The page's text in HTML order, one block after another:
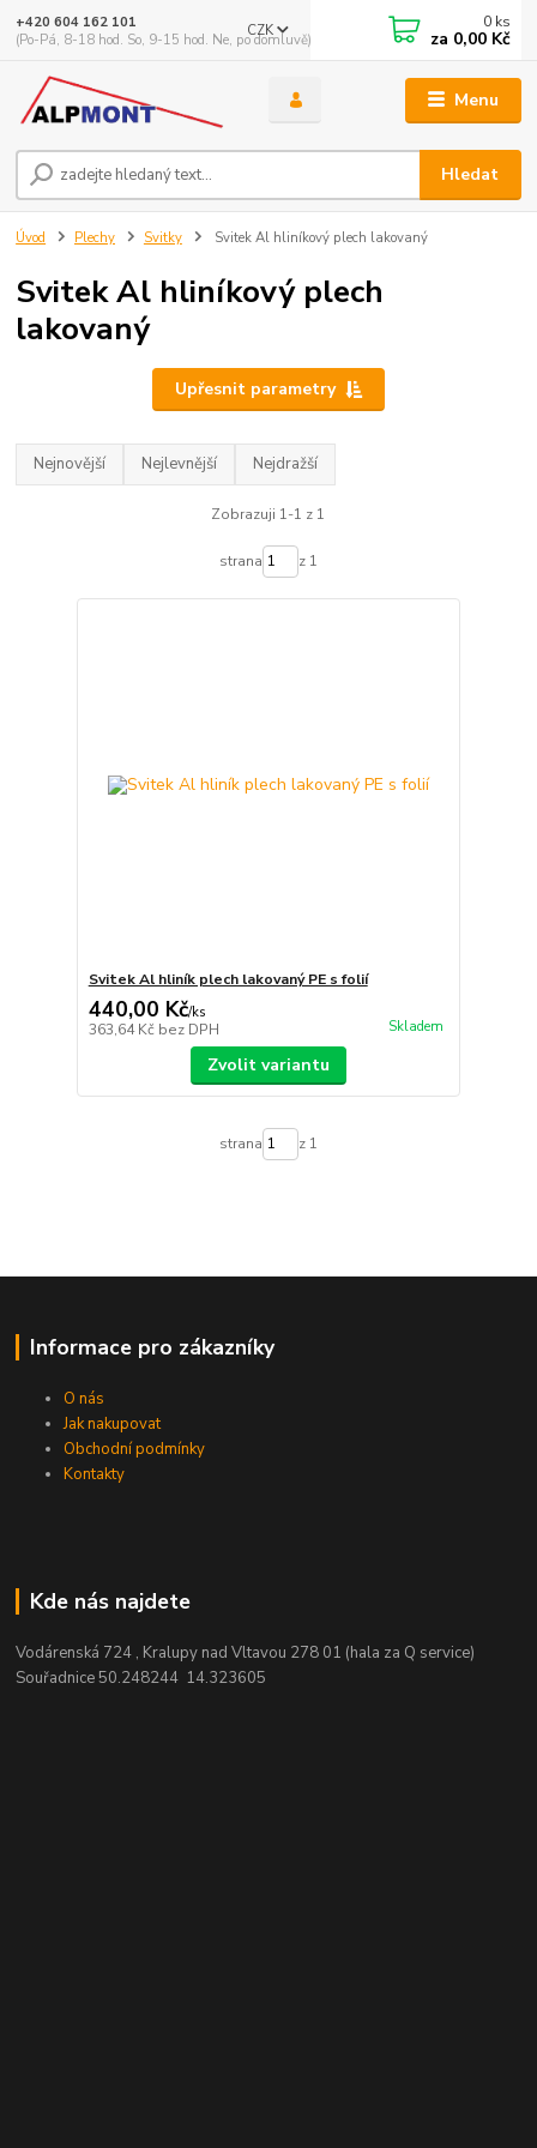
Menu
CZK
Hledat
+420 604 162 101
(Po-Pá, 8-18 hod. So, 9-15 hod. Ne, po domluvě)
0 ks
za 0,00 Kč
Úvod Plechy Svitky Svitek Al hliníkový plech lakovaný
Svitek Al hliníkový plech
lakovaný
Upřesnit parametry
Nejnovější Nejlevnější Nejdražší
Zobrazuji 1-1 z 1
strana z 1
Svitek Al hliník plech lakovaný PE s folií
440,00 Kč/ks
363,64 Kč bez DPH Skladem
Zvolit variantu
strana z 1
Informace pro zákazníky
O nás
Jak nakupovat
Obchodní podmínky
Kontakty
Kde nás najdete
Vodárenská 724 , Kralupy nad Vltavou 278 01 (hala za Q service)
Souřadnice 50.248244 14.323605